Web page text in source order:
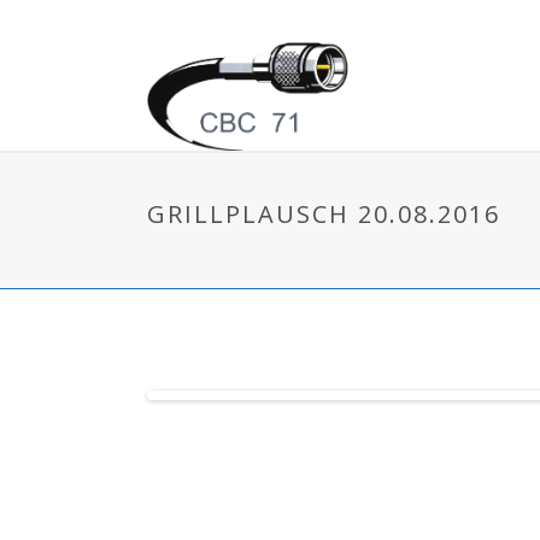
GRILLPLAUSCH 20.08.2016